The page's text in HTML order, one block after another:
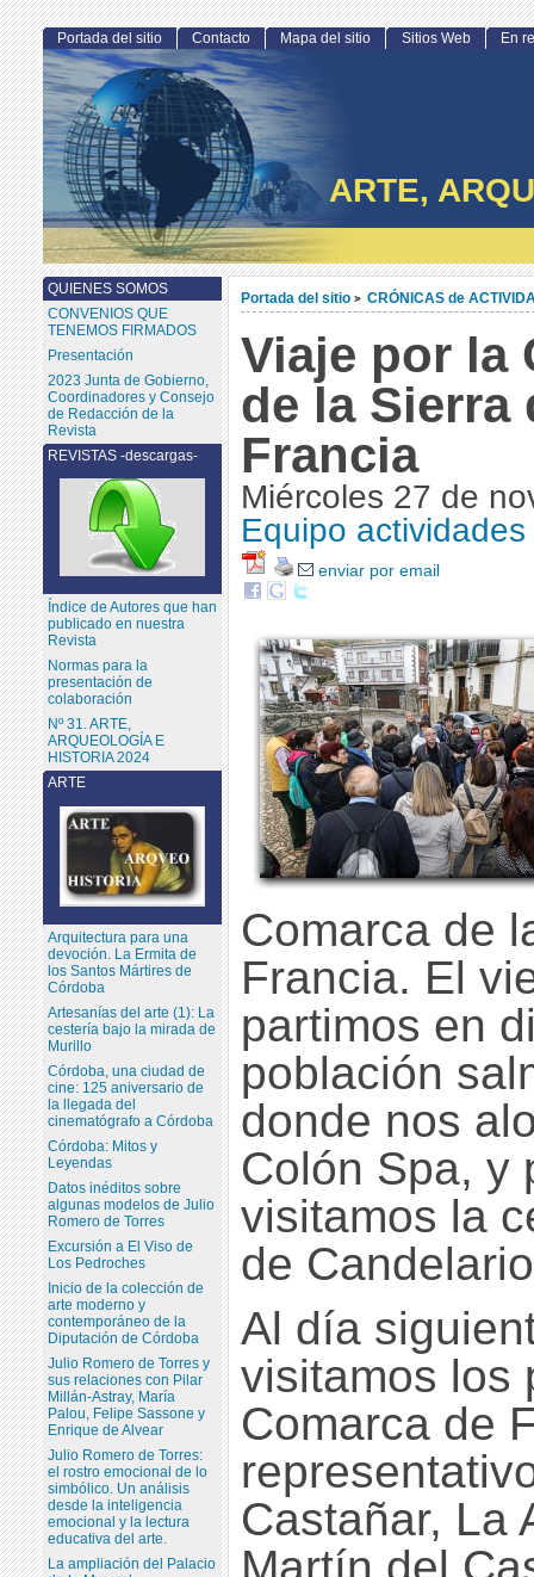
ARTE,
Portada del sitio > CRÓNICAS de
Viaje por la
de la Sierra
Francia
Miércoles 27 de
Equipo
enviar por email
Comarca de
Francia. El
partimos en
población
donde nos
Colón Spa, y
visitamos la
de
Al día
visitamos los
Comarca de
Castañar, La
Portada del sitio Contacto Mapa del sitio Sitios Web En
QUIENES SOMOS
CONVENIOS QUE
TENEMOS FIRMADOS
Presentación
2023 Junta de Gobierno,
Coordinadores y Consejo
de Redacción de la
Revista
ARTE
Arquitectura para una
devoción. La Ermita de
los Santos Mártires de
Córdoba
Artesanías del arte (1): La
cestería bajo la mirada de
Murillo
Córdoba, una ciudad de
cine: 125 aniversario de
la llegada del
cinematógrafo a Córdoba
Córdoba: Mitos y
Leyendas
Datos inéditos sobre
algunas modelos de Julio
Romero de Torres
Excursión a El Viso de
Los Pedroches
Inicio de la colección de
arte moderno y
contemporáneo de la
Diputación de Córdoba
Julio Romero de Torres y
sus relaciones con Pilar
Millán-Astray, María
Palou, Felipe Sassone y
Enrique de Alvear
Julio Romero de Torres:
el rostro emocional de lo
simbólico. Un análisis
desde la inteligencia
emocional y la lectura
educativa del arte.
La ampliación del Palacio
REVISTAS -descargas-
Índice de Autores que han
publicado en nuestra
Revista
Normas para la
presentación de
colaboración
Nº 31. ARTE,
ARQUEOLOGÍA E
HISTORIA 2024